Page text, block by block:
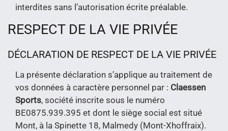
interdites sans l’autorisation écrite préalable.
RESPECT DE LA VIE PRIVÉE
DÉCLARATION DE RESPECT DE LA VIE PRIVÉE
La présente déclaration s’applique au traitement de
vos données à caractère personnel par : Claessen
Sports, société inscrite sous le numéro
BE0875.939.395 et dont le siège social est situé
Mont, à la Spinette 18, Malmedy (Mont-Xhoffraix).